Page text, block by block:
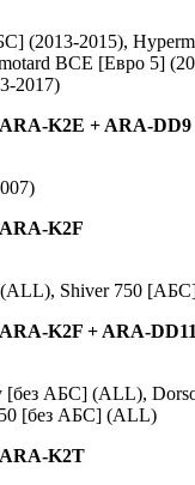
(2013-2015),
ВСЕ [Евро 5]
2017)
K2E + ARA-DD9
K2F
Shiver 750
K2F + ARA-DD11
[без АБС] (ALL),
[без АБС] (ALL)
K2T